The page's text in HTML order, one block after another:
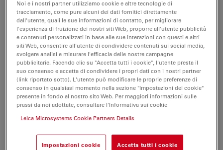
0012329 EN
Jul 27, 2026 PDF, 4 MB
DOWNLOAD
MANUALI D'USO/IFU
10747501-02 UM Heads-up Microsurgery
Jul 27, 2026 PDF, 3 MB
Noi e i nostri partner utilizziamo cookie e altre tecnologie di
tracciamento, come pure alcuni dei dati fornitici direttamente
dall'utente, quali le sue informazioni di contatto, per migliorare
l'esperienza di fruizione dei nostri siti Web, proporre all'utente pubblicità
e contenuti personalizzati in base alle sue interazioni con questi e altri
siti Web, consentire all'utente di condividere contenuti sui social media,
svolgere analisi e misurare l'efficacia delle nostre campagne
pubblicitarie. Facendo clic su "Accetta tutti i cookie", l'utente presta il
suo consenso e accetta di condividere i propri dati con i nostri partner
(link riportato sotto). L'utente può modificare le proprie preferenze di
consenso in qualsiasi momento nella sezione "Impostazioni dei cookie"
presente in fondo al nostro sito Web. Per maggiori informazioni sulle
prassi da noi adottate, consultare l'Informativa sui cookie
Leica Microsystems Cookie Partners Details
Impostazioni cookie Accetta tutti i cookie